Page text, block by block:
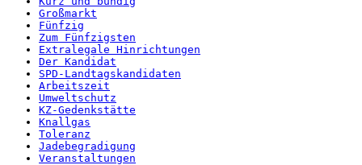
Großmarkt
Fünfzig
Zum Fünfzigsten
Extralegale Hinrichtungen
Der Kandidat
SPD-Landtagskandidaten
Arbeitszeit
Umweltschutz
KZ-Gedenkstätte
Knallgas
Toleranz
Jadebegradigung
Veranstaltungen